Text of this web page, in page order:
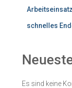
schnelles
Es sind keine